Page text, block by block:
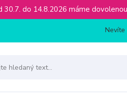
30.7. do 14.8.2026 máme
Nevíte